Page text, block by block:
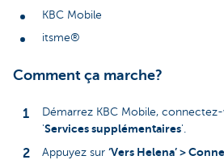
KBC Mobile
itsme®
Comment ça marche?
Démarrez KBC Mobile,
'Services supplémentaires'.
Appuyez sur ‘Vers Helena’ >